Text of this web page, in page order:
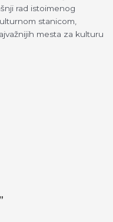
rad istoimenog
stanicom,
mesta za kulturu